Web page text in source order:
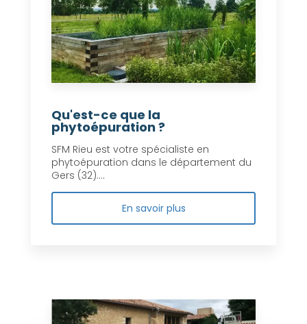
Qu'est-ce que la
phytoépuration ?
SFM Rieu est votre spécialiste en
phytoépuration dans le département du
Gers (32)....
En savoir plus